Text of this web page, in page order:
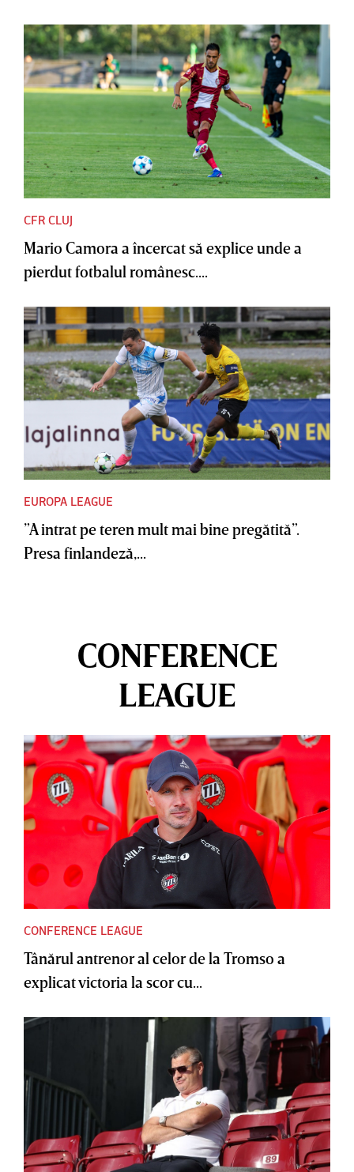
CFR CLUJ
Mario Camora a încercat să explice unde a
pierdut fotbalul românesc....
EUROPA LEAGUE
”A intrat pe teren mult mai bine pregătită”.
Presa finlandeză,...
CONFERENCE
LEAGUE
CONFERENCE LEAGUE
Tânărul antrenor al celor de la Tromso a
explicat victoria la scor cu...